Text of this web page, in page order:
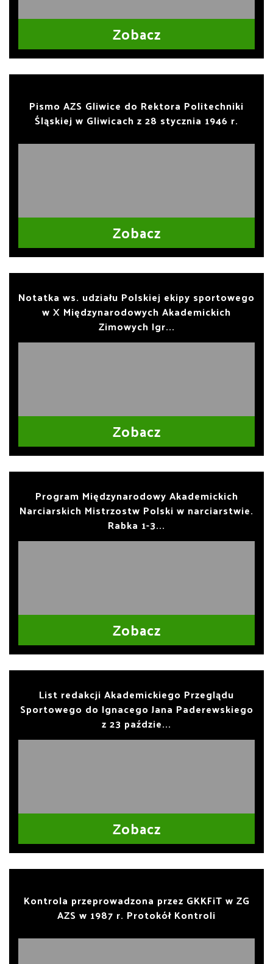
Zobacz
Pismo AZS Gliwice do Rektora Politechniki
Śląskiej w Gliwicach z 28 stycznia 1946 r.
Zobacz
Notatka ws. udziału Polskiej ekipy sportowego
w X Międzynarodowych Akademickich
Zimowych Igr...
Zobacz
Program Międzynarodowy Akademickich
Narciarskich Mistrzostw Polski w narciarstwie.
Rabka 1-3...
Zobacz
List redakcji Akademickiego Przeglądu
Sportowego do Ignacego Jana Paderewskiego
z 23 paździe...
Zobacz
Kontrola przeprowadzona przez GKKFiT w ZG
AZS w 1987 r. Protokół Kontroli